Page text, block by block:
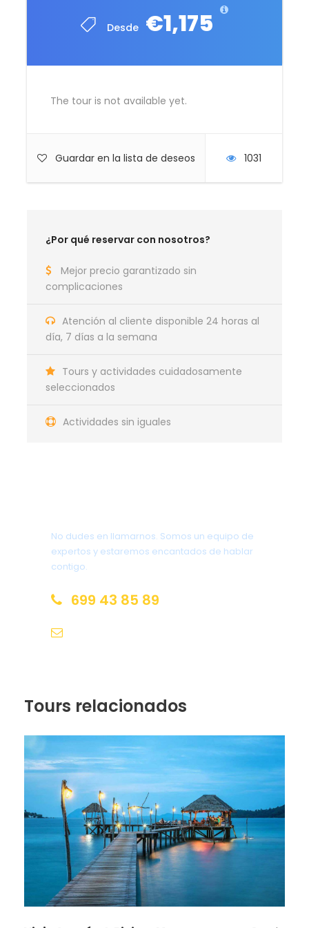
Desde €1,175
The tour is not available yet.
Guardar en la lista de deseos 1031
¿Por qué reservar con nosotros?
Mejor precio garantizado sin
complicaciones
Atención al cliente disponible 24 horas al
día, 7 días a la semana
Tours y actividades cuidadosamente
seleccionados
Actividades sin iguales
No dudes en llamarnos. Somos un equipo de
expertos y estaremos encantados de hablar
contigo.
699 43 85 89
Vuelos de la Oferta Riviera
Maya Noviembre
Hotel de la Oferta Riviera
Maya Noviembre
Bahia Principe Grand Coba
El lugar ideal para familias en Riviera Maya existe. Un
Itinerario de la Oferta
Riviera Maya Noviembre
Día 1 LLEGADA A CANCÚN - TRASLADO A
RIVIERA MAYA
Tours relacionados